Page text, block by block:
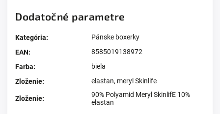
Dodatočné parametre
Kategória:
Pánske boxerky
EAN:
8585019138972
Farba:
biela
Zloženie: elastan, meryl Skinlife
Zloženie:
90% Polyamid Meryl SkinlifE 10%
elastan